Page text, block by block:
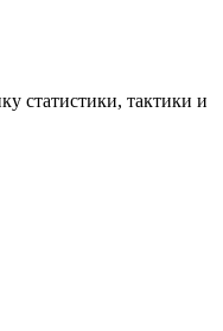
статистики, тактики и